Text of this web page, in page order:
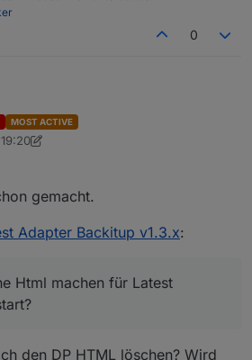
0
View anpassen.
!important;
size:15px !important
ccu
!important;
MOST ACTIVE
12. Mai 2019, 21:13
gemacht.
Adapter Backitup v1.3.x:
Html machen für Latest
den DP HTML löschen? Wird